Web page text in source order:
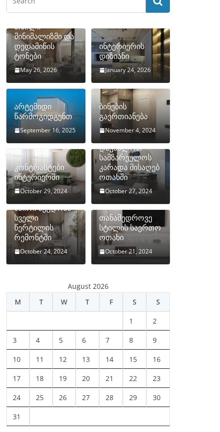
თბილი
მინიმალიზმი და
დედამიწის
ტონები
May 26, 2026
ინტერიერის
დიზიანი
January 24, 2026
არტემიდი
წარმოგიდგენთ
September 16, 2025
ბინების
გაერთიანება
November 4, 2024
კონტრასტები
ინტერიერში
October 29, 2024
როგორ
დავმალოთ
სამზარეულოს
კარადა მისაღებ
ოთახში
October 27, 2024
ხშირი შეცდომა
სველი
წერტილის
რემონტში
October 24, 2024
თანამედროვე
სტილის საერთო
ოთახი
October 21, 2024
August 2026
M
T W T F S S
1 2
3 4 5 6 7 8 9
10 11 12 13 14 15 16
17 18 19 20 21 22 23
24 25 26 27 28 29 30
31